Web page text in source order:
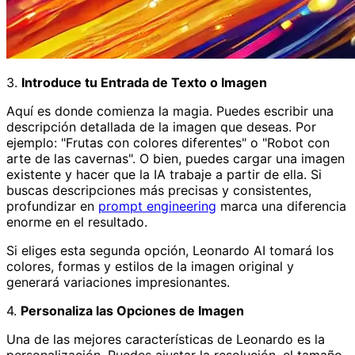
3. Introduce tu Entrada de Texto o Imagen
Aquí es donde comienza la magia. Puedes escribir una
descripción detallada de la imagen que deseas. Por
ejemplo: "Frutas con colores diferentes" o "Robot con
arte de las cavernas". O bien, puedes cargar una imagen
existente y hacer que la IA trabaje a partir de ella. Si
buscas descripciones más precisas y consistentes,
profundizar en prompt engineering marca una diferencia
enorme en el resultado.
Si eliges esta segunda opción, Leonardo AI tomará los
colores, formas y estilos de la imagen original y
generará variaciones impresionantes.
4. Personaliza las Opciones de Imagen
Una de las mejores características de Leonardo es la